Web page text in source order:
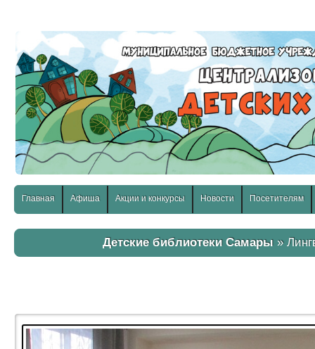
Главная Афиша Акции и конкурсы Новости Посетителям
Детские библиотеки Самары »